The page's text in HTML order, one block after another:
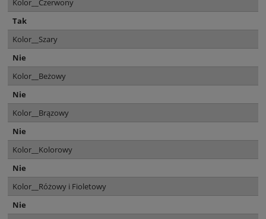
Kolor__Czerwony
Tak
Kolor__Szary
Nie
Kolor__Beżowy
Nie
Kolor__Brązowy
Nie
Kolor__Kolorowy
Nie
Kolor__Różowy i Fioletowy
Nie